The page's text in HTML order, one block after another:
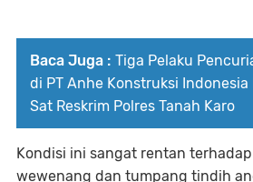
Baca Juga : Tiga Pelaku
di PT Anhe Konstruksi
Sat Reskrim Polres Tanah Karo
Kondisi ini sangat rentan
wewenang dan tumpang tindih